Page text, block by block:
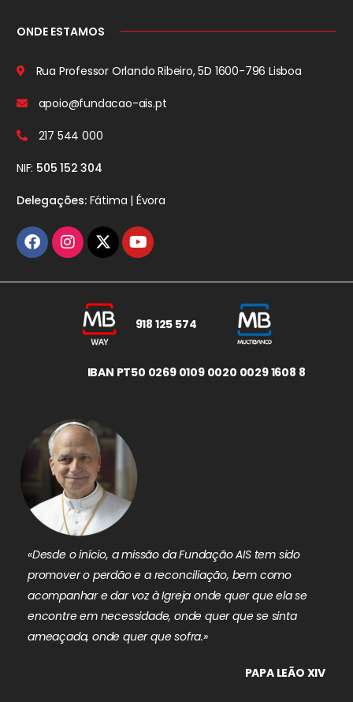
ONDE ESTAMOS
Rua Professor Orlando Ribeiro, 5D 1600-796 Lisboa
apoio@fundacao-ais.pt
217 544 000
NIF: 505 152 304
Delegações:Fátima | Évora
918 125 574
IBAN PT50 0269 0109 0020 0029 1608 8
«Desde o início, a missão da Fundação AIS tem sido
promover o perdão e a reconciliação, bem como
acompanhar e dar voz à Igreja onde quer que ela se
encontre em necessidade, onde quer que se sinta
ameaçada, onde quer que sofra.»
PAPA LEÃO XIV